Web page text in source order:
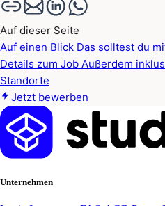
Auf dieser Seite
Auf einen Blick Das solltest du
Details zum Job Außerdem
Standorte
Jetzt bewerben
Unternehmen